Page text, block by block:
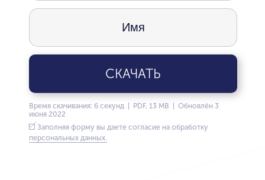
СКАЧАТЬ
Время скачивания: 6 секунд | PDF, 13 MB | Обновлён 3
июня 2022
Заполняя форму вы даете согласие на обработку
персональных данных.